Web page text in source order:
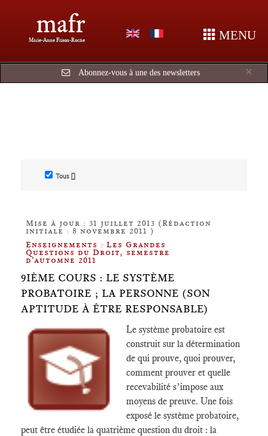
mafr
Marie-Anne Frison-Roche MENU
×
Abonnez-vous à une des newsletters
Tous []
Mise à jour : 31 juillet 2013 (Rédaction
initiale : 8 novembre 2011 )
Enseignements : Les Grandes
Questions du Droit, semestre
d'automne 2011
9IÈME COURS : LE SYSTÈME
PROBATOIRE ; LA PERSONNE (SON
APTITUDE À ÊTRE RESPONSABLE)
Le système probatoire est
construit sur la détermination
de qui prouve, quoi prouver,
comment prouver et quelle
recevabilité s’impose aux
moyens de preuve. Une fois
exposé le système probatoire,
peut être étudiée la quatrième question du droit : la